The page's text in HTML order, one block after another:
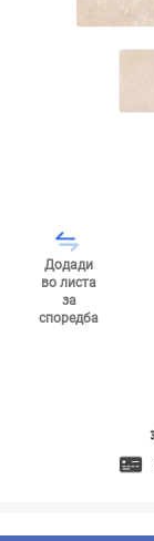
Додади
во листа
за
споредба